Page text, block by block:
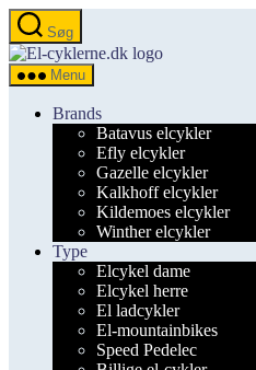
Spring
til
indholdet
Søg
el-
Menu
Brands
Batavus elcykler
Efly elcykler
Gazelle elcykler
Kalkhoff elcykler
Kildemoes elcykler
Winther elcykler
Type
Elcykel dame
Elcykel herre
El ladcykler
El-mountainbikes
Speed Pedelec